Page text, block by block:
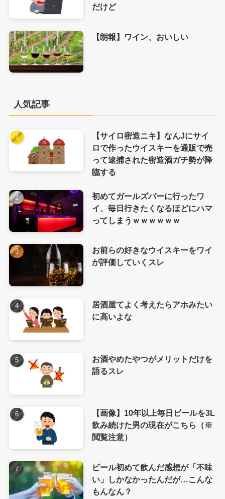
だけど
【朗報】ワイン、おいしい
人気記事
【サイロ密造ニキ】なんJにサイ
ロで作ったウイスキーを通販で売
って逮捕された密造酒ガチ勢が降
臨する
初めてガールズバーに行ったワ
イ、毎日行きたくなるほどにハマ
ってしまうｗｗｗｗｗｗ
お前らの好きなウイスキーをワイ
が評価していくスレ
居酒屋てよく考えたらアホみたい
に高いよな
お酒やめたやつがメリットだけを
語るスレ
【画像】10年以上毎日ビールを3L
飲み続けた男の現在がこちら（※
閲覧注意）
ビール初めて飲んだ感想が「不味
い」しかなかったんだが…こんな
もんなん？